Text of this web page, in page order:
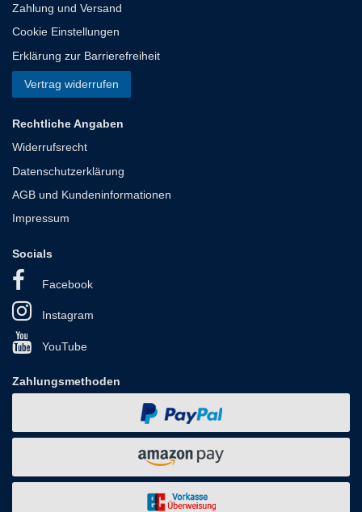
Zahlung und Versand
Cookie Einstellungen
Erklärung zur Barrierefreiheit
Vertrag widerrufen
Rechtliche Angaben
Widerrufsrecht
Datenschutzerklärung
AGB und Kundeninformationen
Impressum
Socials
Facebook
Instagram
YouTube
Zahlungsmethoden